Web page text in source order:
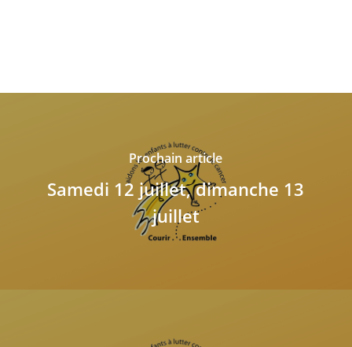
Prochain article
Samedi 12 juillet, dimanche 13
juillet